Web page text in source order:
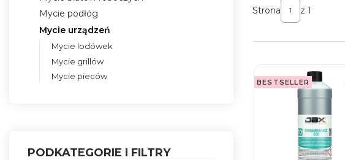
Mycie podłóg
Mycie urządzeń
Mycie lodówek
Mycie grillów
Mycie pieców
PODKATEGORIE I FILTRY
Strona z 1
BESTSELLER